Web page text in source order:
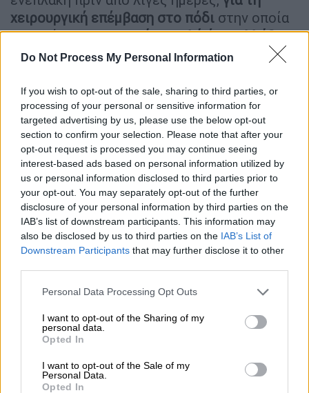
Do Not Process My Personal Information
If you wish to opt-out of the sale, sharing to third parties, or
processing of your personal or sensitive information for
targeted advertising by us, please use the below opt-out
section to confirm your selection. Please note that after your
opt-out request is processed you may continue seeing
interest-based ads based on personal information utilized by
us or personal information disclosed to third parties prior to
your opt-out. You may separately opt-out of the further
disclosure of your personal information by third parties on the
IAB’s list of downstream participants. This information may
also be disclosed by us to third parties on the IAB’s List of
Downstream Participants that may further disclose it to other
Please note that this website/app uses one or more Google
not limited to your visit or usage behaviour. You may click to
grant or deny consent to Google and its third-party tags to
use your data for below specified purposes in below Google
consent section.
Personal Data Processing Opt Outs
I want to opt-out of the Sharing of my
personal data.
Opted In
I want to opt-out of the Sale of my
Personal Data.
Opted In
χειρουργική επέμβαση στο πόδι στην οποία
υποβλήθηκε καιτο πόσο πολύ έχει αλλάξει η
καθημερινότητά του.
«Αυτό που με εξοργίζει πάρα πολύ
είναι ότι δεν μπορώ να κινηθώ»
Οηθοποιόςπεριέγραψε αρχικά τη δυσκολία
στη μετακίνηση και τη μεγάλη αλλαγή στη
ζωή του, καθώς είναι κλινήρης: «Έχει
αλλάξει η καθημερινότητά μου άρδην.Είμαι
άλλος άνθρωπος, εγώ χαρακτηρίζομαι για
την ευκινησία μου, πράγμα που με έσωσε και
από τη μηχανή που έπεσα. Είμαι αεικίνητος
γενικά, δεν ξέρω αν είναι προτέρημα ή
ελάττωμα. Δεν μπορώ να πάω στην
τουαλέτα, θέλω το Πι, θέλω άνθρωπο να με
βοηθάει, δεν μπορώ να κάνω μια δουλειά,
θέλω το τηλέφωνο δίπλα, θέλω τον καφέ
δίπλα. Κάποια πράγματα που δεν τα έκανα
ποτέ. Αυτό που με εξοργίζει πάρα πολύ είναι
ότι δεν μπορώ να κινηθώ».